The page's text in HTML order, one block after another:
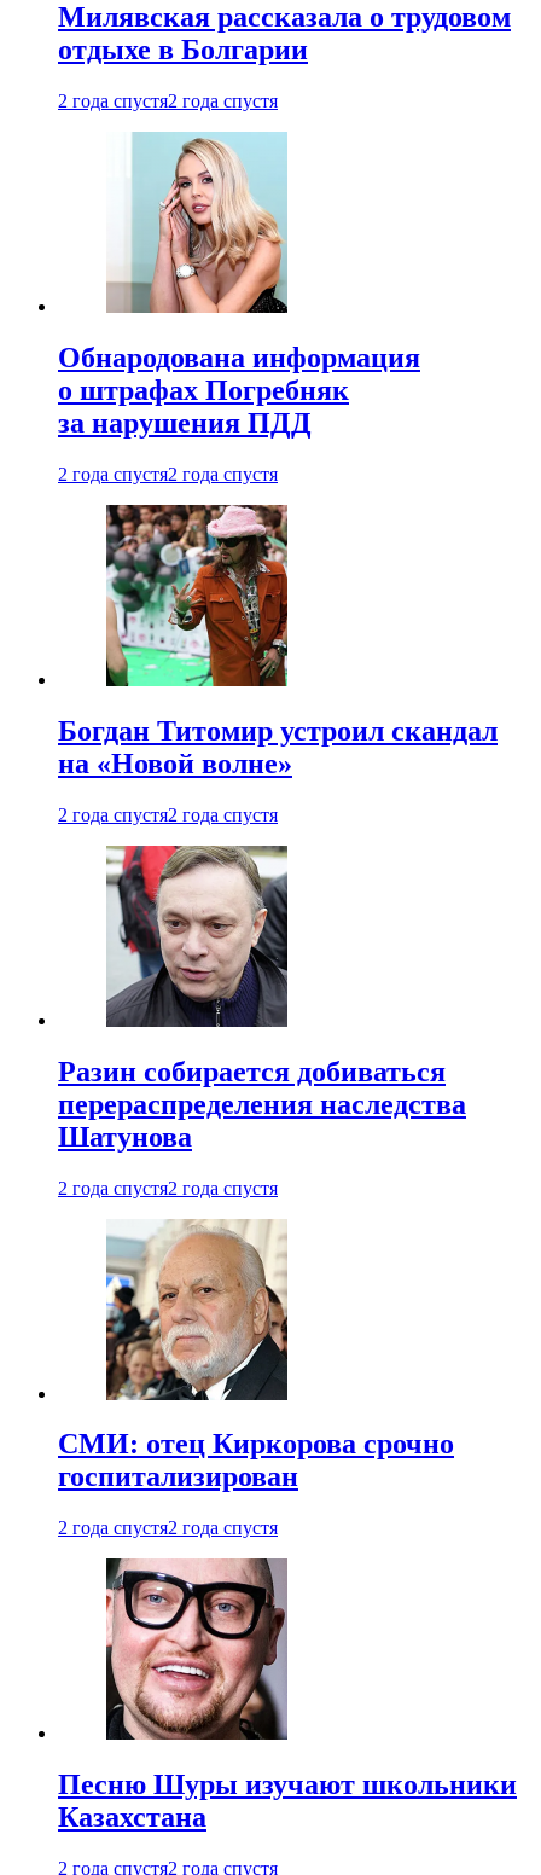
Милявская рассказала о трудовом
отдыхе в Болгарии
2 года спустя2 года спустя
Обнародована информация
о штрафах Погребняк
за нарушения ПДД
2 года спустя2 года спустя
Богдан Титомир устроил скандал
на «Новой волне»
2 года спустя2 года спустя
Разин собирается добиваться
перераспределения наследства
Шатунова
2 года спустя2 года спустя
СМИ: отец Киркорова срочно
госпитализирован
2 года спустя2 года спустя
Песню Шуры изучают школьники
Казахстана
2 года спустя2 года спустя